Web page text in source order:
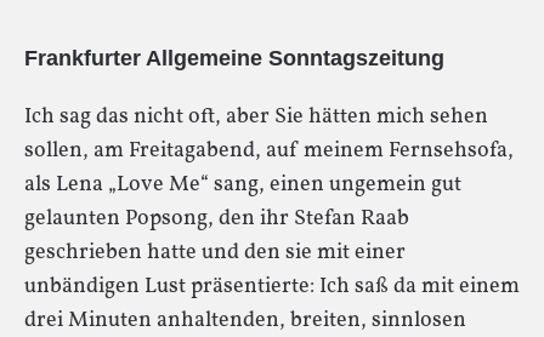
Frankfurter Allgemeine Sonntagszeitung
Ich sag das nicht oft, aber Sie hätten mich sehen
sollen, am Freitagabend, auf meinem Fernsehsofa,
als Lena „Love Me“ sang, einen ungemein gut
gelaunten Popsong, den ihr Stefan Raab
geschrieben hatte und den sie mit einer
unbändigen Lust präsentierte: Ich saß da mit einem
drei Minuten anhaltenden, breiten, sinnlosen